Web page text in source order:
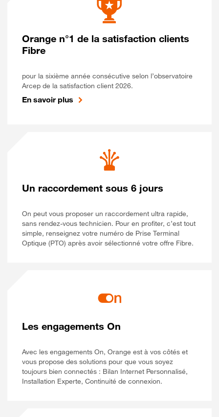
Orange n°1 de la satisfaction clients
Fibre
pour la sixième année consécutive selon l’observatoire
Arcep de la satisfaction client 2026.
En savoir plus
Un raccordement sous 6 jours
On peut vous proposer un raccordement ultra rapide,
sans rendez-vous technicien. Pour en profiter, c’est tout
simple, renseignez votre numéro de Prise Terminal
Optique (PTO) après avoir sélectionné votre offre Fibre.
Les engagements On
Avec les engagements On, Orange est à vos côtés et
vous propose des solutions pour que vous soyez
toujours bien connectés : Bilan Internet Personnalisé,
Installation Experte, Continuité de connexion.